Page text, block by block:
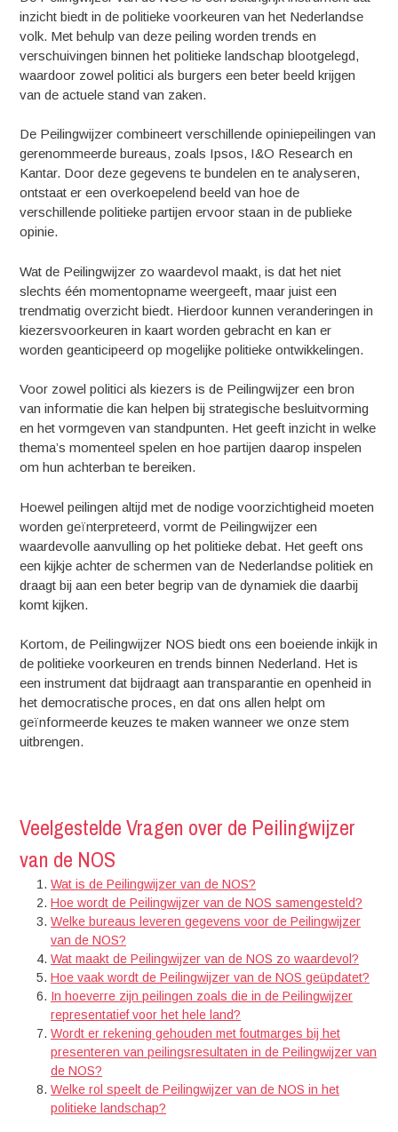
inzicht biedt in de politieke voorkeuren van het Nederlandse
volk. Met behulp van deze peiling worden trends en
verschuivingen binnen het politieke landschap blootgelegd,
waardoor zowel politici als burgers een beter beeld krijgen
van de actuele stand van zaken.
De Peilingwijzer combineert verschillende opiniepeilingen van
gerenommeerde bureaus, zoals Ipsos, I&O Research en
Kantar. Door deze gegevens te bundelen en te analyseren,
ontstaat er een overkoepelend beeld van hoe de
verschillende politieke partijen ervoor staan in de publieke
opinie.
Wat de Peilingwijzer zo waardevol maakt, is dat het niet
slechts één momentopname weergeeft, maar juist een
trendmatig overzicht biedt. Hierdoor kunnen veranderingen in
kiezersvoorkeuren in kaart worden gebracht en kan er
worden geanticipeerd op mogelijke politieke ontwikkelingen.
Voor zowel politici als kiezers is de Peilingwijzer een bron
van informatie die kan helpen bij strategische besluitvorming
en het vormgeven van standpunten. Het geeft inzicht in welke
thema’s momenteel spelen en hoe partijen daarop inspelen
om hun achterban te bereiken.
Hoewel peilingen altijd met de nodige voorzichtigheid moeten
worden geïnterpreteerd, vormt de Peilingwijzer een
waardevolle aanvulling op het politieke debat. Het geeft ons
een kijkje achter de schermen van de Nederlandse politiek en
draagt bij aan een beter begrip van de dynamiek die daarbij
komt kijken.
Kortom, de Peilingwijzer NOS biedt ons een boeiende inkijk in
de politieke voorkeuren en trends binnen Nederland. Het is
een instrument dat bijdraagt aan transparantie en openheid in
het democratische proces, en dat ons allen helpt om
geïnformeerde keuzes te maken wanneer we onze stem
uitbrengen.
Veelgestelde Vragen over de Peilingwijzer
van de NOS
Wat is de Peilingwijzer van de NOS?
Hoe wordt de Peilingwijzer van de NOS samengesteld?
Welke bureaus leveren gegevens voor de Peilingwijzer
van de NOS?
Wat maakt de Peilingwijzer van de NOS zo waardevol?
Hoe vaak wordt de Peilingwijzer van de NOS geüpdatet?
In hoeverre zijn peilingen zoals die in de Peilingwijzer
representatief voor het hele land?
Wordt er rekening gehouden met foutmarges bij het
presenteren van peilingsresultaten in de Peilingwijzer van
de NOS?
Welke rol speelt de Peilingwijzer van de NOS in het
politieke landschap?